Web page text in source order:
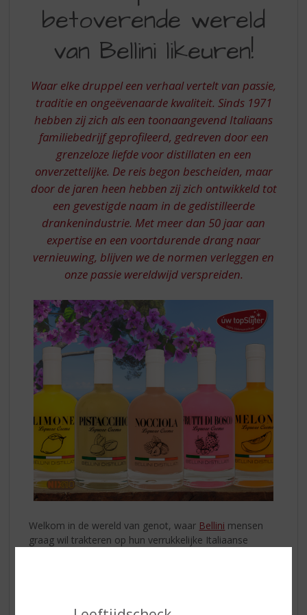
DE
BETOVERENDE
WERELD
VAN
BELLINI
LIKEUREN
betoverende wereld
van Bellini likeuren!
Waar elke druppel een verhaal vertelt van passie,
traditie en ongeëvenaarde kwaliteit. Sinds 1971
hebben zij zich als een toonaangevend Italiaans
familiebedrijf geprofileerd, gedreven door een
grenzeloze liefde voor distillaten en een
onverzettelijke. De reis begon bescheiden, maar
door de jaren heen hebben zij zich ontwikkeld tot
een gevestigde naam in de gedistilleerde
drankenindustrie. Met meer dan 50 jaar aan
expertise en een voortdurende drang naar
vernieuwing, blijven we de normen verleggen en
onze passie wereldwijd verspreiden.
Welkom in de wereld van genot, waar Bellini mensen
graag wil trakteren op hun verrukkelijke Italiaanse